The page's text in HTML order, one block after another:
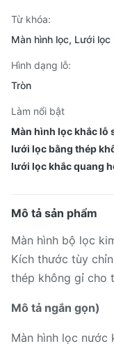
Từ khóa:
Màn hình lọc, Lưới
Hình dạng lỗ:
Tròn
Làm nổi bật
Màn hình lọc khắc lỗ
lưới lọc bằng thép
lưới lọc khắc quang
Mô tả sản phẩm
Màn hình bộ lọc
Kích thước tùy
thép không gỉ cho
Mô tả ngắn gọn)
Màn hình lọc nước